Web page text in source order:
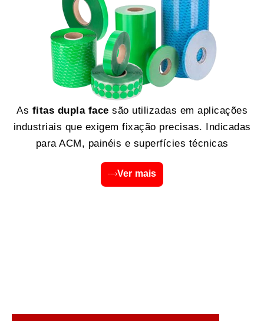
As fitas dupla face são utilizadas em aplicações
industriais que exigem fixação precisas. Indicadas
para ACM, painéis e superfícies técnicas
Ver mais